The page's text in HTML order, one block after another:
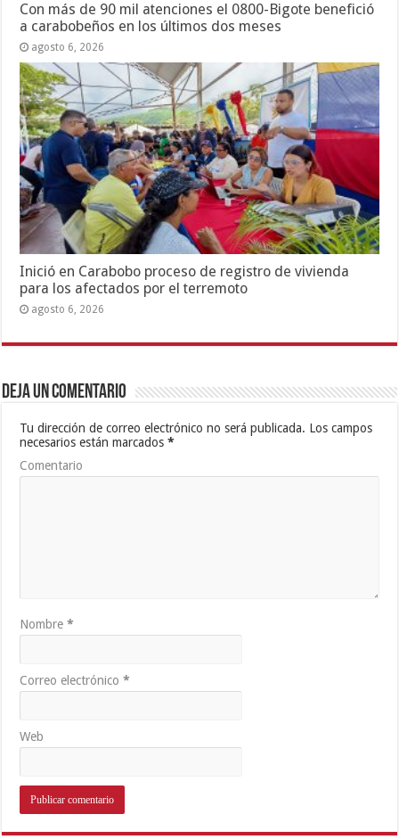
Con más de 90 mil atenciones el 0800-Bigote benefició
a carabobeños en los últimos dos meses
agosto 6, 2026
Inició en Carabobo proceso de registro de vivienda
para los afectados por el terremoto
agosto 6, 2026
Deja un comentario
Tu dirección de correo electrónico no será publicada. Los campos
necesarios están marcados*
Comentario
Nombre*
Correo electrónico*
Web